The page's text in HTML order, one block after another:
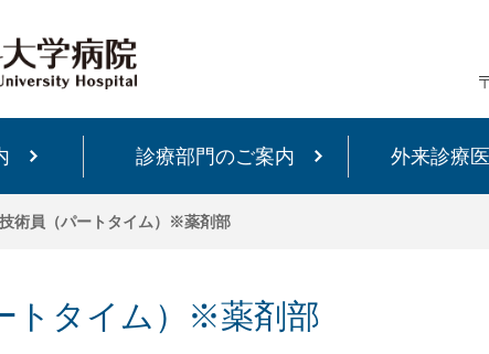
診療部門のご案内 外来診療
技術員（パートタイム）※薬剤部
トタイム）※薬剤部